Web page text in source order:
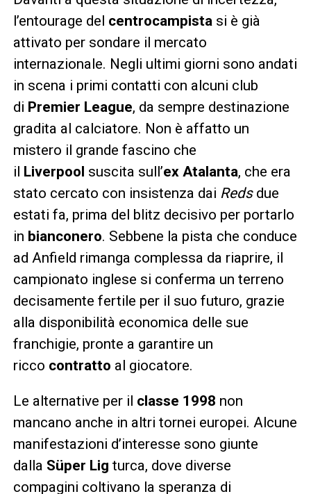
l’entourage del centrocampistasi è già
attivato per sondare il mercato
internazionale. Negli ultimi giorni sono andati
in scena i primi contatti con alcuni club
di Premier League, da sempre destinazione
gradita al calciatore. Non è affatto un
mistero il grande fascino che
il Liverpool suscita sull’ex Atalanta, che era
stato cercato con insistenza dai Redsdue
estati fa, prima del blitz decisivo per portarlo
in bianconero. Sebbene la pista che conduce
ad Anfield rimanga complessa da riaprire, il
campionato inglese si conferma un terreno
decisamente fertile per il suo futuro, grazie
alla disponibilità economica delle sue
franchigie, pronte a garantire un
ricco contratto al giocatore.
Le alternative per il classe 1998 non
mancano anche in altri tornei europei. Alcune
manifestazioni d’interesse sono giunte
dalla Süper Lig turca, dove diverse
compagini coltivano la speranza di